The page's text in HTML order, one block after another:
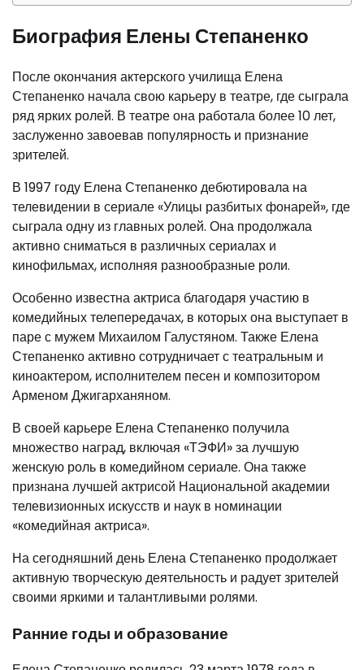
Биография Елены Степаненко
После окончания актерского училища Елена
Степаненко начала свою карьеру в театре, где сыграла
ряд ярких ролей. В театре она работала более 10 лет,
заслуженно завоевав популярность и признание
зрителей.
В 1997 году Елена Степаненко дебютировала на
телевидении в сериале «Улицы разбитых фонарей», где
сыграла одну из главных ролей. Она продолжала
активно сниматься в различных сериалах и
кинофильмах, исполняя разнообразные роли.
Особенно известна актриса благодаря участию в
комедийных телепередачах, в которых она выступает в
паре с мужем Михаилом Галустяном. Также Елена
Степаненко активно сотрудничает с театральным и
киноактером, исполнителем песен и композитором
Арменом Джигарханяном.
В своей карьере Елена Степаненко получила
множество наград, включая «ТЭФИ» за лучшую
женскую роль в комедийном сериале. Она также
признана лучшей актрисой Национальной академии
телевизионных искусств и наук в номинации
«комедийная актриса».
На сегодняшний день Елена Степаненко продолжает
активную творческую деятельность и радует зрителей
своими яркими и талантливыми ролями.
Ранние годы и образование